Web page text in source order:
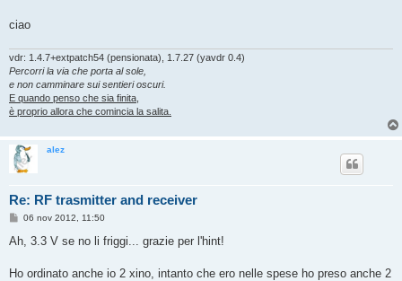
ciao
vdr: 1.4.7+extpatch54 (pensionata), 1.7.27 (yavdr 0.4)
Percorri la via che porta al sole,
e non camminare sui sentieri oscuri.
E quando penso che sia finita,
è proprio allora che comincia la salita.
alez
Re: RF trasmitter and receiver
M
s
g
06 nov 2012, 11:50
Ah, 3.3 V se no li friggi... grazie per l'hint!
Ho ordinato anche io 2 xino, intanto che ero nelle spese ho preso anche 2